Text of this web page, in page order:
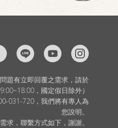
題有立即回覆之需求，請於
，國定假日除外）
031-720，我們將有專人為
您說明。
求，聯繫方式如下，謝謝。